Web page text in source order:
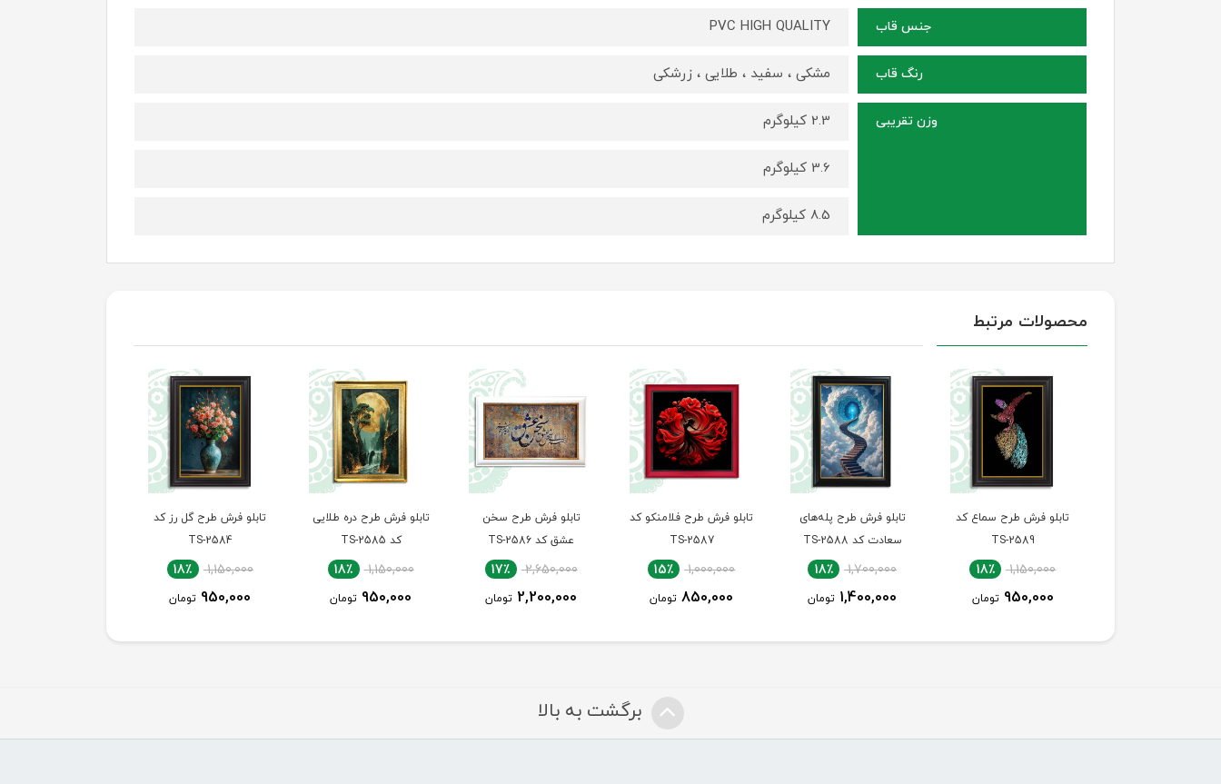
جنس قاب PVC HIGH QUALITY
رنگ قاب مشکی ، سفید ، طلایی ، زرشکی
وزن تقریبی 2.3 کیلوگرم
3.6 کیلوگرم
8.5 کیلوگرم
محصولات مرتبط
تابلو فرش طرح سماع کد
TS-2589
1,150,000 18٪
950,000 تومان
تابلو فرش طرح پله‌های
سعادت کد TS-2588
1,700,000 18٪
1,400,000 تومان
تابلو فرش طرح فلامنکو کد
TS-2587
1,000,000 15٪
850,000 تومان
تابلو فرش طرح سخن
عشق کد TS-2586
2,650,000 17٪
2,200,000 تومان
تابلو فرش طرح دره طلایی
کد TS-2585
1,150,000 18٪
950,000 تومان
تابلو فرش طرح گل رز کد
TS-2584
1,150,000 18٪
950,000 تومان
برگشت به بالا